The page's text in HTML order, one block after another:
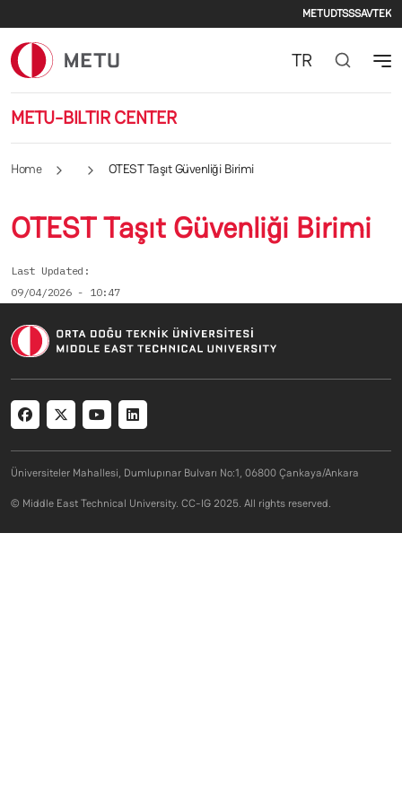
METUDTSSSAVTEK
METU-BILTIR CENTER
TR
Home OTEST Taşıt Güvenliği Birimi
OTEST Taşıt Güvenliği Birimi
Last Updated
09/04/2026 - 10:47
Social menu
Üniversiteler Mahallesi, Dumlupınar Bulvarı No:1, 06800 Çankaya/Ankara
© Middle East Technical University. CC-IG 2025. All rights reserved.